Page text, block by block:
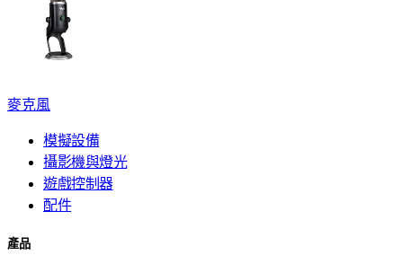
麥克風
模擬設備
攝影機與燈光
遊戲控制器
配件
產品